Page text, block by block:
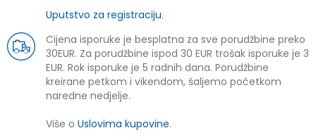
Uputstvo za registraciju.
Cijena isporuke je besplatna za sve porudžbine preko
30EUR. Za porudžbine ispod 30 EUR trošak isporuke je 3
EUR. Rok isporuke je 5 radnih dana. Porudžbine
kreirane petkom i vikendom, šaljemo početkom
naredne nedjelje.
Više o Uslovima kupovine.